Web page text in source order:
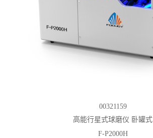
00321159
高能行星式球磨仪 卧罐式
F-P2000H